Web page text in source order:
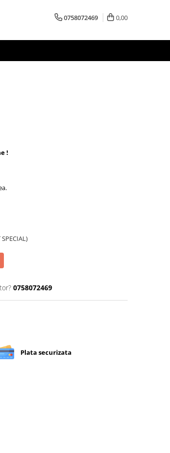
0758072469 0,00
!
0758072469
Plata securizata